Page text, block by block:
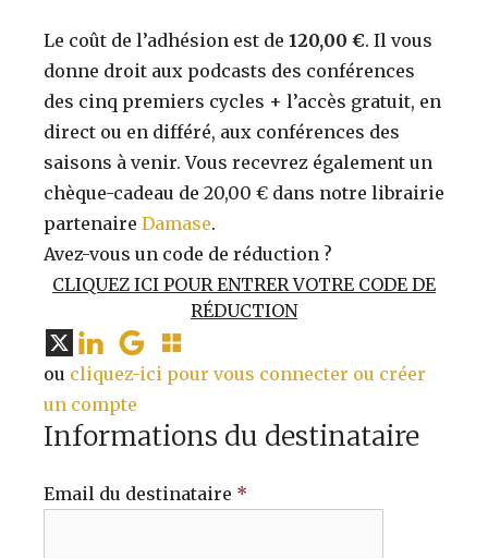
Le coût de l’adhésion est de 120,00 €. Il vous
donne droit aux podcasts des conférences
des cinq premiers cycles + l’accès gratuit, en
direct ou en différé, aux conférences des
saisons à venir. Vous recevrez également un
chèque-cadeau de 20,00 € dans notre librairie
partenaire Damase.
Avez-vous un code de réduction ?
CLIQUEZ ICI POUR ENTRER VOTRE CODE DE
RÉDUCTION
ou cliquez-ici pour vous connecter ou créer
un compte
Informations du destinataire
Email du destinataire *